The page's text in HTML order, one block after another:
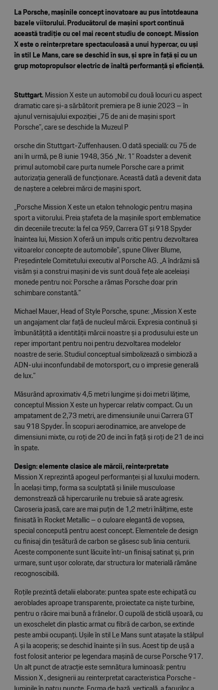
La Porsche, mașinile concept inovatoare au pus întotdeauna
bazele viitorului. Producătorul de mașini sport continuă
această tradiție cu cel mai recent studiu de concept. Mission
X este o reinterpretare spectaculoasă a unui hypercar, cu uși
în stil Le Mans, care se deschid în sus, și spre în față și cu un
grup motopropulsor electric de înaltă performanță și eficiență.
Stuttgart.Mission X este un automobil cu două locuri cu aspect
dramatic care și-a sărbătorit premiera pe 8 iunie 2023 – în
ajunul vernisajului expoziției „75 de ani de mașini sport
Porsche”, care se deschide la Muzeul P
orsche din Stuttgart-Zuffenhausen. O dată specială: cu 75 de
ani în urmă, pe 8 iunie 1948, 356 „Nr. 1” Roadster a devenit
primul automobil care purta numele Porsche care a primit
autorizația generală de funcționare. Această dată a devenit data
de naștere a celebrei mărci de mașini sport.
„Porsche Mission X este un etalon tehnologic pentru mașina
sport a viitorului. Preia ștafeta de la mașinile sport emblematice
din deceniile trecute: la fel ca 959, Carrera GT și 918 Spyder
înaintea lui, Mission X oferă un impuls critic pentru dezvoltarea
viitoarelor concepte de automobile”, spune Oliver Blume,
Președintele Comitetului executiv al Porsche AG. „A îndrăzni să
visăm și a construi mașini de vis sunt două fețe ale aceleiași
monede pentru noi: Porsche a rămas Porsche doar prin
schimbare constantă.”
Michael Mauer, Head of Style Porsche, spune: „Mission X este
un angajament clar față de nucleul mărcii. Expresia continuă și
îmbunătățită a identității mărcii noastre și a produsului este un
reper important pentru noi pentru dezvoltarea modelelor
noastre de serie. Studiul conceptual simbolizează o simbioză a
ADN-ului inconfundabil de motorsport, cu o impresie generală
de lux.”
Măsurând aproximativ 4,5 metri lungime și doi metri lățime,
conceptul Mission X este un hypercar relativ compact. Cu un
ampatament de 2,73 metri, are dimensiunile unui Carrera GT
sau 918 Spyder. În scopuri aerodinamice, are anvelope de
dimensiuni mixte, cu roți de 20 de inci în față și roți de 21 de inci
în spate.
Design: elemente clasice ale mărcii, reinterpretate
Mission X reprezintă apogeul performanței și al luxului modern.
În același timp, forma sa sculptată și liniile musculoase
demonstrează că hipercarurile nu trebuie să arate agresiv.
Caroseria joasă, care are mai puțin de 1,2 metri înălțime, este
finisată în Rocket Metallic – o culoare elegantă de vopsea,
special concepută pentru acest concept. Elementele de design
cu finisaj din țesătură de carbon se găsesc sub linia centurii.
Aceste componente sunt lăcuite într-un finisaj satinat și, prin
urmare, sunt ușor colorate, dar structura lor materială rămâne
recognoscibilă.
Roțile prezintă detalii elaborate: puntea spate este echipată cu
aeroblades aproape transparente, proiectate ca niște turbine,
pentru o răcire mai bună a frânelor. O cupolă de sticlă ușoară, cu
un exoschelet din plastic armat cu fibră de carbon, se extinde
peste ambii ocupanți. Ușile în stil Le Mans sunt atașate la stâlpul
A și la acoperiș; se deschid înainte și în sus. Acest tip de ușă a
fost folosit anterior pe legendara mașină de curse Porsche 917.
Un alt punct de atracție este semnătura luminoasă: pentru
Mission X , designerii au reinterpretat caracteristica Porsche -